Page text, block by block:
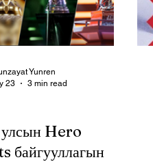
Hero
байгууллагын
Yunren
23
3 min read